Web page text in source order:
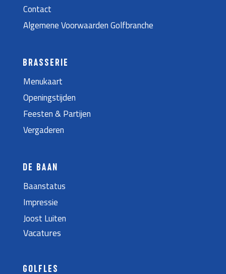
Contact
Algemene Voorwaarden Golfbranche
BRASSERIE
Menukaart
Openingstijden
Feesten & Partijen
Vergaderen
DE BAAN
Baanstatus
Impressie
Joost Luiten
Vacatures
GOLFLES